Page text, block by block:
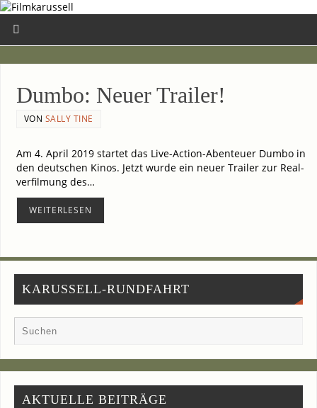
Dum­bo: Neu­er Trailer!
VON SALLY TINE
Am 4. April 2019 star­tet das Live-Action-Abenteuer Dum­bo in
den deut­schen Kinos. Jetzt wur­de ein neu­er Trai­ler zur Real­
ver­fil­mung des…
WEI­TER­LE­SEN
KARUSSELL-RUNDFAHRT
AKTU­EL­LE BEITRÄGE